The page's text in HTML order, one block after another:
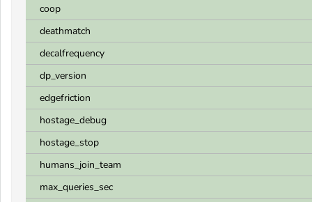
coop
deathmatch
decalfrequency
dp_version
edgefriction
hostage_debug
hostage_stop
humans_join_team
max_queries_sec